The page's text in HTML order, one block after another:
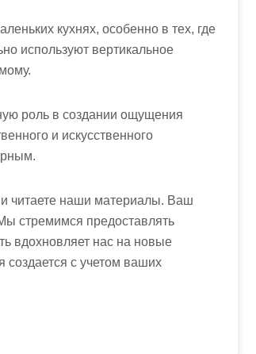
кухнях, особенно в тех, где
используют вертикальное
роль в создании ощущения
и искусственного
и читаете наши материалы. Ваш
стремимся предоставлять
вдохновляет нас на новые
создается с учетом ваших